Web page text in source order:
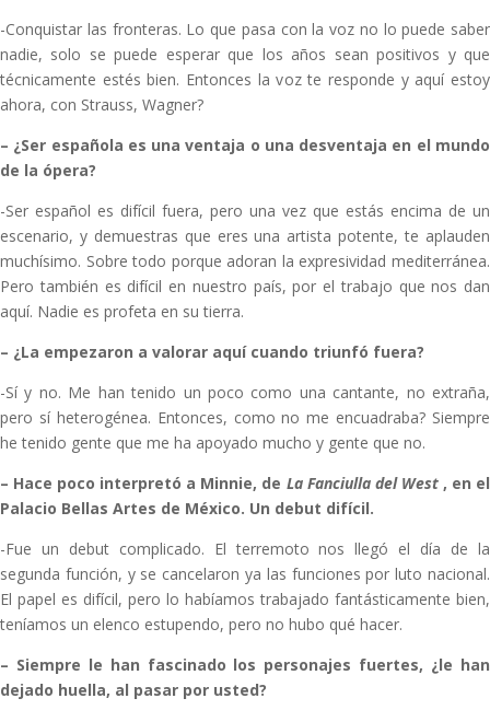
-Conquistar las fronteras. Lo que pasa con la voz no lo puede saber
nadie, solo se puede esperar que los años sean positivos y que
técnicamente estés bien. Entonces la voz te responde y aquí estoy
ahora, con Strauss, Wagner?
– ¿Ser española es una ventaja o una desventaja en el mundo
de la ópera?
-Ser español es difícil fuera, pero una vez que estás encima de un
escenario, y demuestras que eres una artista potente, te aplauden
muchísimo. Sobre todo porque adoran la expresividad mediterránea.
Pero también es difícil en nuestro país, por el trabajo que nos dan
aquí. Nadie es profeta en su tierra.
– ¿La empezaron a valorar aquí cuando triunfó fuera?
-Sí y no. Me han tenido un poco como una cantante, no extraña,
pero sí heterogénea. Entonces, como no me encuadraba? Siempre
he tenido gente que me ha apoyado mucho y gente que no.
– Hace poco interpretó a Minnie, de La Fanciulla del West , en el
Palacio Bellas Artes de México. Un debut difícil.
-Fue un debut complicado. El terremoto nos llegó el día de la
segunda función, y se cancelaron ya las funciones por luto nacional.
El papel es difícil, pero lo habíamos trabajado fantásticamente bien,
teníamos un elenco estupendo, pero no hubo qué hacer.
– Siempre le han fascinado los personajes fuertes, ¿le han
dejado huella, al pasar por usted?